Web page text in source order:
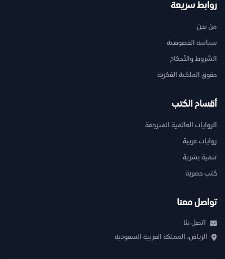
روابط سريعة
من نحن
سياسة الخصوصية
الشروط والأحكام
حقوق الملكية الفكرية
أقسام الكتب
الروايات العالمية المترجمة
روايات عربية
تنمية بشرية
كتب حصرية
تواصل معنا
اتصل بنا
الرياض، المملكة العربية السعودية